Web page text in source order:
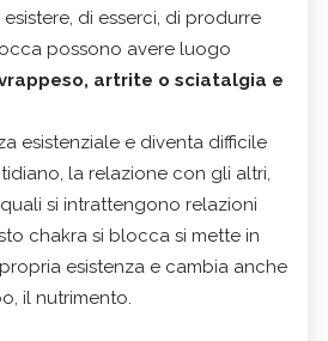
di esserci, di produrre
possono avere luogo
artrite o sciatalgia e
esistenziale e diventa difficile
la relazione con gli altri,
si intrattengono relazioni
chakra si blocca si mette in
esistenza e cambia anche
il nutrimento.